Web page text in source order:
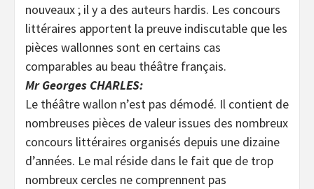
nouveaux ; il y a des auteurs hardis. Les concours
littéraires apportent la preuve indiscutable que les
pièces wallonnes sont en certains cas
comparables au beau théâtre français.
Mr Georges CHARLES:
Le théâtre wallon n’est pas démodé. Il contient de
nombreuses pièces de valeur issues des nombreux
concours littéraires organisés depuis une dizaine
d’années. Le mal réside dans le fait que de trop
nombreux cercles ne comprennent pas